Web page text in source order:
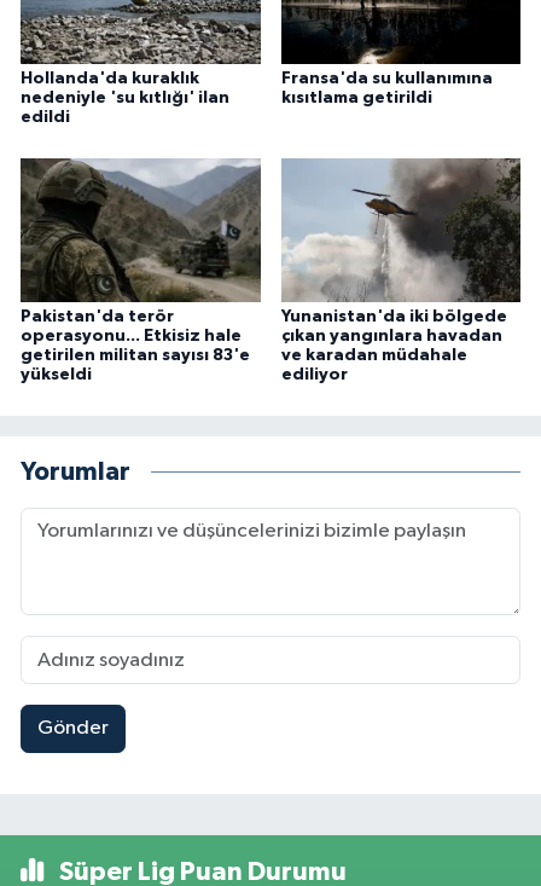
Hollanda'da kuraklık
nedeniyle 'su kıtlığı' ilan
edildi
Fransa'da su kullanımına
kısıtlama getirildi
Pakistan'da terör
operasyonu... Etkisiz hale
getirilen militan sayısı 83'e
yükseldi
Yunanistan'da iki bölgede
çıkan yangınlara havadan
ve karadan müdahale
ediliyor
Yorumlar
Gönder
Süper Lig Puan Durumu